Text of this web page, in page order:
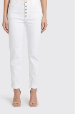
官方网站上也可以找到
“Dondup”印花的短袖T
。
都有Dondup品牌
装单品，购买最符合你
。
错过的机会购买高档意